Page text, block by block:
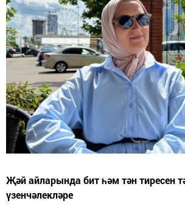
Җәй айларында бит һәм тән тиресен
үзенчәлекләре